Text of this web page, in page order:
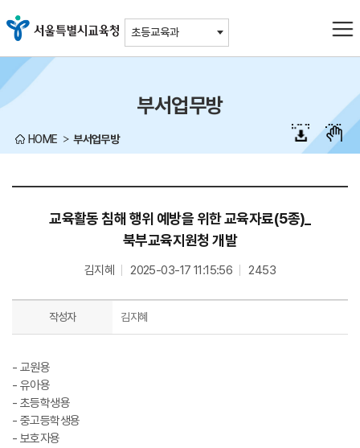
초등교육과
부서업무방
HOME 부서업무방
교육활동 침해 행위 예방을 위한 교육자료(5종)_
북부교육지원청 개발
김지혜 2025-03-17 11:15:56 2453
작성자 김지혜
- 교원용
- 유아용
- 초등학생용
- 중고등학생용
- 보호자용